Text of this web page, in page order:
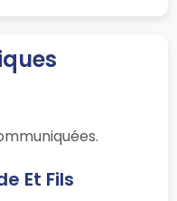
Et Fils